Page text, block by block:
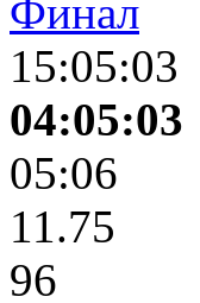
Финал
15:05:03
04:05:03
05:06
11.75
96